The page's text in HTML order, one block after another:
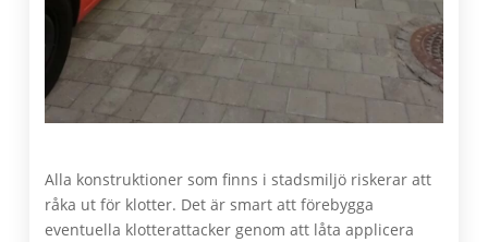
Alla konstruktioner som finns i stadsmiljö riskerar att
råka ut för klotter. Det är smart att förebygga
eventuella klotterattacker genom att låta applicera